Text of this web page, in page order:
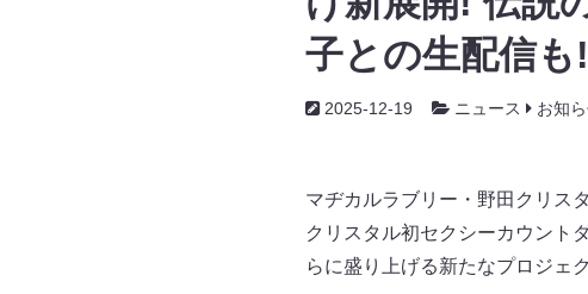
子との生配信も!
2025-12-19 ニュース お知
マヂカルラブリー・野田クリス
クリスタル初セクシーカウント
らに盛り上げる新たなプロジェ